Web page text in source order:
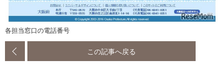
各担当窓口の電話番号
この記事へ戻る